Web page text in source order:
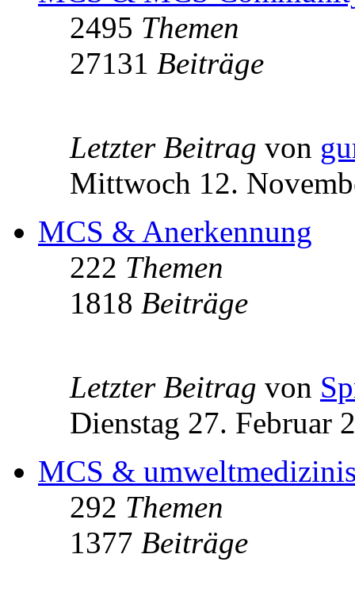
2495 Themen
27131 Beiträge
Letzter Beitrag von
Mittwoch 12.
MCS & Anerkennung
222 Themen
1818 Beiträge
Letzter Beitrag von
Dienstag 27. Februar
MCS &
292 Themen
1377 Beiträge